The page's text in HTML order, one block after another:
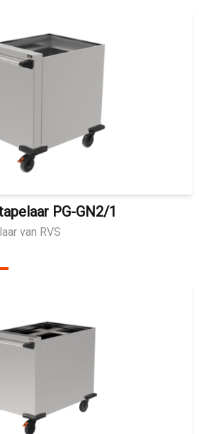
PG-GN2/1
van RVS